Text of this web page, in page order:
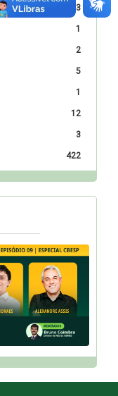
3
1
2
5
1
12
3
422